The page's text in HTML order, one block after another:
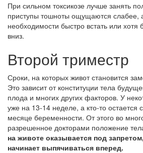
При сильном токсикозе лучше занять
приступы тошноты ощущаются
необходимости быстро встать или хотя
вниз.
Второй триместр
Сроки, на которых живот становится
Это зависит от конституции тела
плода и многих других факторов. У
уже на 13-14 неделе, а кто-то остается
месяце беременности. От этого во
разрешенное докторами положение
на животе оказывается под
начинает выпячиваться вперед.